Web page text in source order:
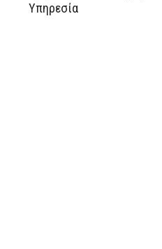
Υπηρεσία